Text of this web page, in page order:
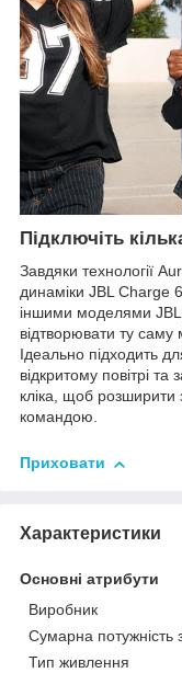
Підключіть
Завдяки технології
динаміки JBL Charge
іншими моделями
відтворювати ту саму
Ідеально підходить
відкритому повітрі та
кліка, щоб розширити
командою.
Приховати
Характеристики
Основні атрибути
Виробник
Сумарна потужність
Тип живлення